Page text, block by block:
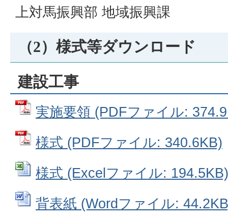
上対馬振興部 地域振興課
（2）様式等ダウンロード
建設工事
実施要領 (PDFファイル:
様式 (PDFファイル: 340.6KB)
様式 (Excelファイル: 194.5KB)
背表紙 (Wordファイル: